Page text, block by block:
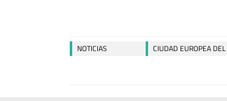
NOTICIAS CIUDAD EUROPEA